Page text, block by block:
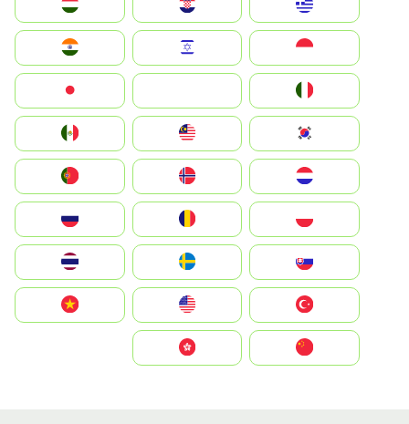
Hrvatska
Magyarország
Indonesia
South Korea
Nederland
Portugal
România
Slovensko
United States
Vietnam